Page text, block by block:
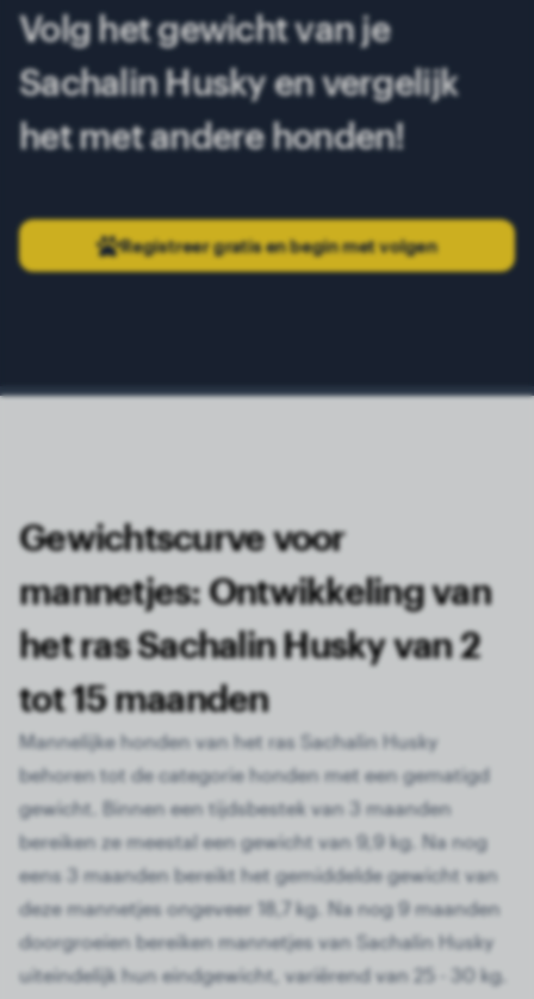
Volg het gewicht van je
Sachalin Husky en vergelijk
het met andere honden!
Registreer gratis en begin met volgen
Gewichtscurve voor
mannetjes: Ontwikkeling van
het ras Sachalin Husky van 2
tot 15 maanden
Mannelijke honden van het ras Sachalin Husky
behoren tot de categorie honden met een gematigd
gewicht. Binnen een tijdsbestek van 3 maanden
bereiken ze meestal een gewicht van 9,9 kg. Na nog
eens 3 maanden bereikt het gemiddelde gewicht van
deze mannetjes ongeveer 18,7 kg. Na nog 9 maanden
doorgroeien bereiken mannetjes van Sachalin Husky
uiteindelijk hun eindgewicht, variërend van 25 - 30 kg.